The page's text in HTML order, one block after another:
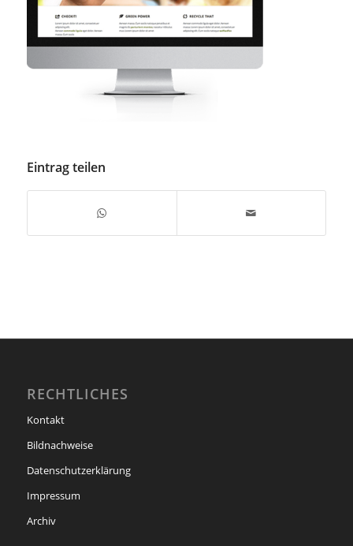
Eintrag teilen
RECHTLICHES
Kontakt
Bildnachweise
Datenschutzerklärung
Impressum
Archiv